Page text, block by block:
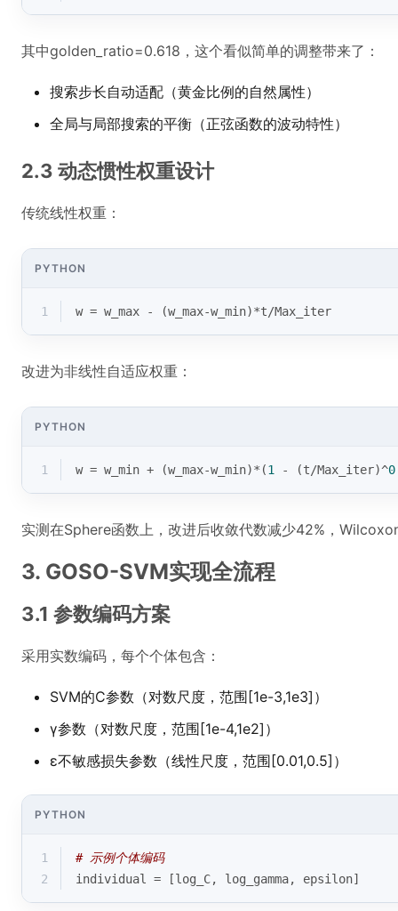
其中golden_ratio=0.618，这个看似简单的调整带来了：
搜索步长自动适配（黄金比例的自然属性）
全局与局部搜索的平衡（正弦函数的波动特性）
2.3 动态惯性权重设计
传统线性权重：
PYTHON
1 w = w_max - (w_max-w_min)*t/Max_iter
改进为非线性自适应权重：
PYTHON
1 w = w_min + (w_max-w_min)*(1 - (t/Max_iter)^
实测在Sphere函数上，改进后收敛代数减少42%，
3. GOSO-SVM实现全流程
3.1 参数编码方案
采用实数编码，每个个体包含：
SVM的C参数（对数尺度，范围[1e-3,1e3]）
γ参数（对数尺度，范围[1e-4,1e2]）
ε不敏感损失参数（线性尺度，范围[0.01,0.5]）
PYTHON
1
# 示例个体编码
2
individual = [log_C, log_gamma, epsilon]